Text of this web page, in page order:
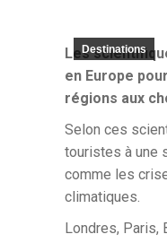
Destinations
Les
en Europe
régions aux
Selon ces
touristes à une
comme les
climatiques.
Londres, Paris,